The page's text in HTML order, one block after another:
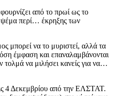
από το πρωί ως το
ψέμα περί… έκρηξης των
μπορεί να το μυριστεί, αλλά τα
έμφαση και επαναλαμβάνονται
να μιλήσει κανείς για να…
4 Δεκεμβρίου από την ΕΛΣΤΑΤ.